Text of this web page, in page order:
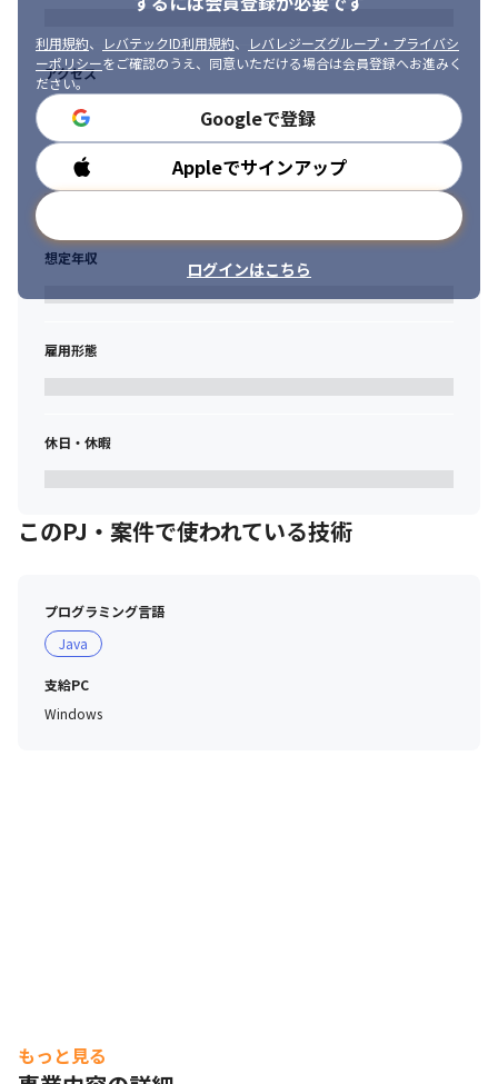
利用規約、 レバテックID利用規約、
レバレジーズグループ・プライバシ
ーポリシーをご確認のうえ、同意いただける場合は会員登録へお進みく
ださい。
Googleで登録
Appleでサインアップ
ログインはこちら
アクセス
勤務時間
想定年収
雇用形態
休日・休暇
このPJ・案件で使われている技術
プログラミング言語
Java
支給PC
Windows
もっと見る